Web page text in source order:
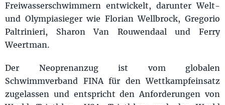
Freiwasserschwimmern entwickelt, darunter Welt-
und Olympiasieger wie Florian Wellbrock, Gregorio
Paltrinieri, Sharon Van Rouwendaal und Ferry
Weertman.
Der Neoprenanzug ist vom globalen
Schwimmverband FINA für den Wettkampfeinsatz
zugelassen und entspricht den Anforderungen von